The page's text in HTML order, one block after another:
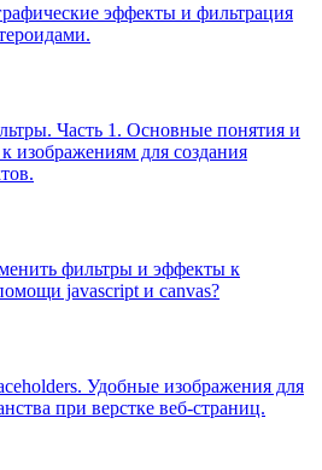
эффекты и фильтрация
Часть 1. Основные понятия и
изображениям для создания
фильтры и эффекты к
javascript и canvas?
Удобные изображения для
при верстке веб-страниц.